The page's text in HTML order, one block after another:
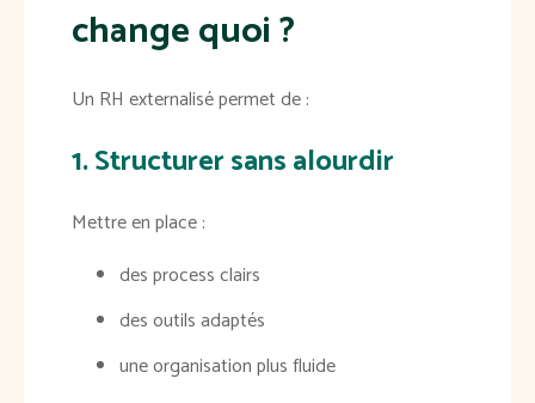
change quoi ?
Un RH externalisé permet de :
1. Structurer sans alourdir
Mettre en place :
des process clairs
des outils adaptés
une organisation plus fluide